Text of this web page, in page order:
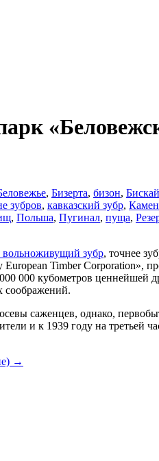
, Бизерта, бизон,
зубров, кавказский зубр,
, Польша, Пугинал, пуща,
вольноживущий зубр, точнее
Timber Corporation»,
000 кубометров ценнейшей
соображений.
саженцев, однако,
и к 1939 году на третьей
→